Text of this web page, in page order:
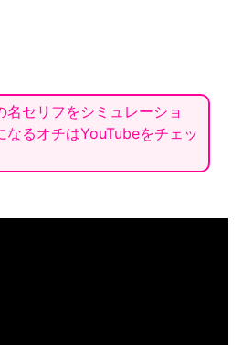
名セリフをシミュレーショ
なるオチはYouTubeをチェッ